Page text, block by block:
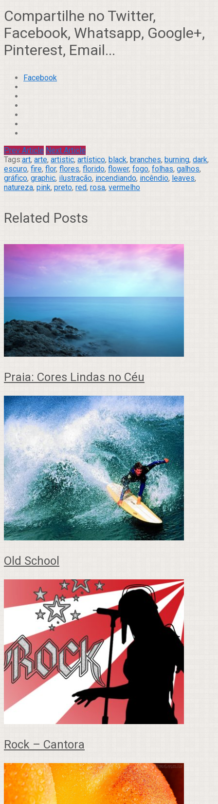
Compartilhe no Twitter,
Facebook, Whatsapp, Google+,
Pinterest, Email...
Facebook
Prev Article Next Article
Tags:art, arte, artistic, artístico, black, branches, burning, dark,
escuro, fire, flor, flores, florido, flower, fogo, folhas, galhos,
gráfico, graphic, ilustração, incendiando, incêndio, leaves,
natureza, pink, preto, red, rosa, vermelho
Related Posts
Praia: Cores Lindas no Céu
Old School
Rock – Cantora